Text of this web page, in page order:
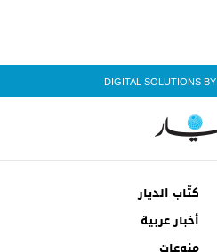
DIGITAL SOLUTIONS BY
كتّاب الديار
أخبار عربية